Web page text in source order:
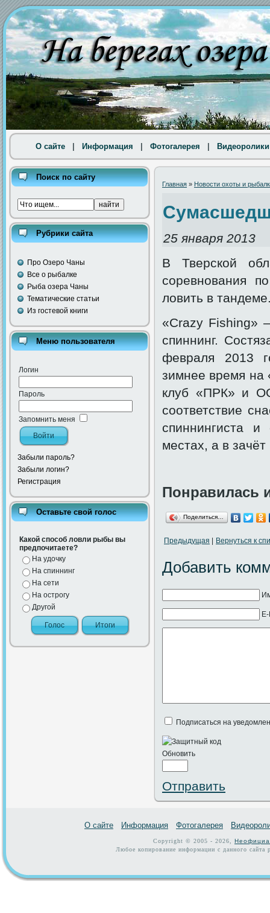
О сайте Информация Фотогалерея Видеоролики
Поиск по сайту
Рубрики сайта
Про Озеро Чаны
Все о рыбалке
Рыба озера Чаны
Тематические статьи
Из гостевой книги
Меню пользователя
Логин
Пароль
Запомнить меня
Забыли пароль?
Забыли логин?
Регистрация
Оставьте свой голос
Какой способ ловли рыбы вы
предпочитаете?
На удочку
На спиннинг
На сети
На острогу
Другой
Главная » Новости охоты и
25 января 2013
В Тверской
соревнования
ловить в
«Crazy Fishing»
спиннинг.
февраля 2013
зимнее время на
клуб «ПРК» и
соответствие
спиннингиста
местах, а в
Понравилась
Поделиться…
Предыдущая Вернуться к
Добавить
Подписаться на
Обновить
Отправить
О сайте Информация Фотогалерея
Copyright © 2005 - 2026,
Любое копирование информации с данного сайта